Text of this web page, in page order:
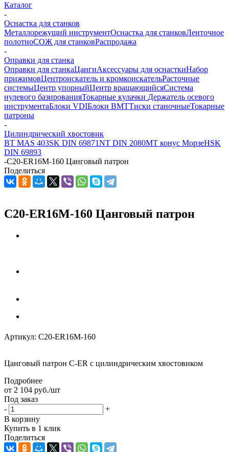
Каталог
-
Оснастка для станков
Металлорежущий инструментОснастка для станковЛенточное
полотноСОЖ для станковРаспродажа
-
Оправки для станка
Оправки для станкаЦангиАксессуары для оснасткиНабор
прижимовЦентроискатель и кромкоискательРасточные
системыЦентр упорныйЦентр вращающийсяСистема
нулевого базированияТокарные кулачки Держатель осевого
инструментаБлоки VDIБлоки BMTТиски станочныеТокарные
патроны
-
Цилиндрический хвостовик
BT MAS 403SK DIN 69871NT DIN 2080MT конус МорзеHSK
DIN 69893
-C20-ER16M-160 Цанговый патрон
Поделиться
C20-ER16M-160 Цанговый патрон
Артикул: C20-ER16M-160
Цанговый патрон C-ER с цилиндрическим хвостовиком
Подробнее
от 2 104 руб./шт
Под заказ
-
+
В корзину
Купить в 1 клик
Поделиться